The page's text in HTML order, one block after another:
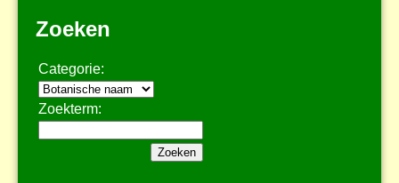
Zoeken
Categorie:
Zoekterm: